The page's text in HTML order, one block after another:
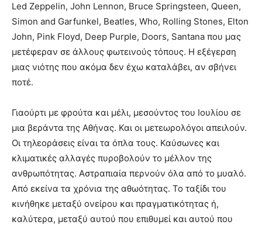
Led Zeppelin, John Lennon, Bruce Springsteen, Queen,
Simon and Garfunkel, Beatles, Who, Rolling Stones, Elton
John, Pink Floyd, Deep Purple, Doors, Santana που μας
μετέφεραν σε άλλους φωτεινούς τόπους. Η εξέγερση
μιας νιότης που ακόμα δεν έχω καταλάβει, αν σβήνει
ποτέ.
Γιαούρτι με φρούτα και μέλι, μεσούντος του Ιουλίου σε
μια βεράντα της Αθήνας. Και οι μετεωρολόγοι απειλούν.
Οι τηλεοράσεις είναι τα όπλα τους. Καύσωνες και
κλιματικές αλλαγές πυροβολούν το μέλλον της
ανθρωπότητας. Αστραπιαία περνούν όλα από το μυαλό.
Από εκείνα τα χρόνια της αθωότητας. Το ταξίδι του
κινήθηκε μεταξύ ονείρου και πραγματικότητας ή,
καλύτερα, μεταξύ αυτού που επιθυμεί και αυτού που